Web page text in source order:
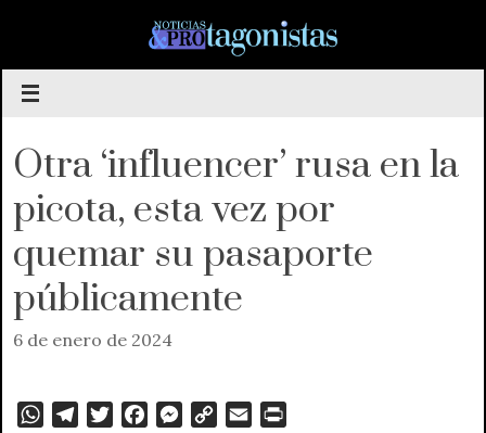
contenido
Otra ‘influencer’ rusa en la
picota, esta vez por
quemar su pasaporte
públicamente
6 de enero de 2024
W
M